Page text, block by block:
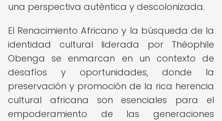
una perspectiva auténtica y descolonizada.
El Renacimiento Africano y la búsqueda de la
identidad cultural liderada por Théophile
Obenga se enmarcan en un contexto de
desafíos y oportunidades, donde la
preservación y promoción de la rica herencia
cultural africana son esenciales para el
empoderamiento de las generaciones